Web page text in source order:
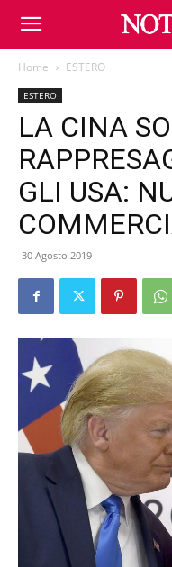
Home ESTERO
ESTERO
LA CINA
GLI USA:
30 Agosto 2019